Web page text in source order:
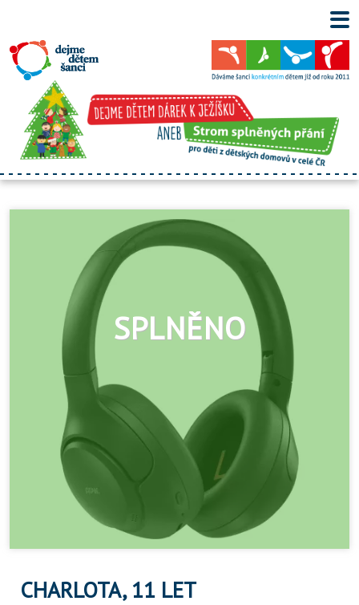
CHARLOTA, 11 LET